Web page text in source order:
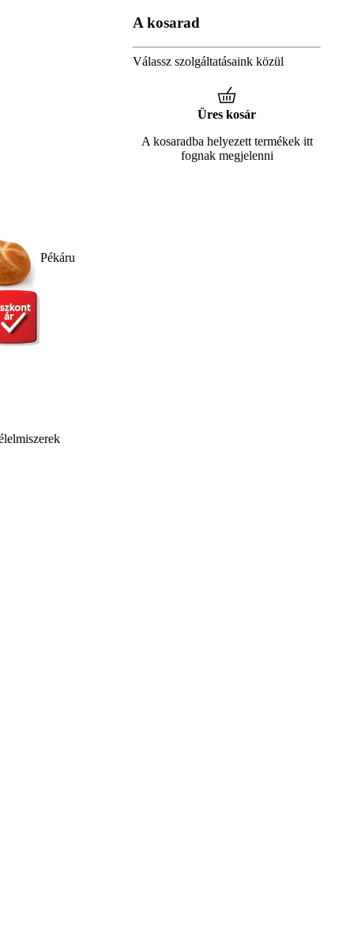
Pékáru
A kosarad
Válassz szolgáltatásaink közül
Üres kosár
A kosaradba helyezett termékek itt
fognak megjelenni